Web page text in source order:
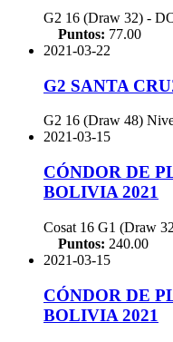
G2 16 (Draw 32) -
Puntos: 77.00
2021-03-22
G2 SANTA
G2 16 (Draw 48)
2021-03-15
CÓNDOR DE
BOLIVIA 2021
Cosat 16 G1 (Draw
Puntos: 240.00
2021-03-15
CÓNDOR DE
BOLIVIA 2021